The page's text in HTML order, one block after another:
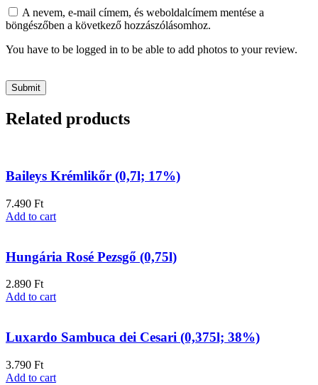
A nevem, e-mail címem, és weboldalcímem mentése a
böngészőben a következő hozzászólásomhoz.
You have to be logged in to be able to add photos to your review.
Related products
Baileys Krémlikőr (0,7l; 17%)
7.490 Ft
Add to cart
Hungária Rosé Pezsgő (0,75l)
2.890 Ft
Add to cart
Luxardo Sambuca dei Cesari (0,375l; 38%)
3.790 Ft
Add to cart